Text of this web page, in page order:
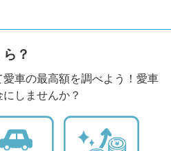
？
車の最高額を調べよう！愛車
しませんか？